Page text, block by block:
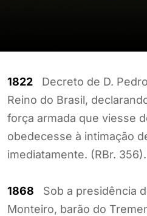
1822 Decreto de D.
Reino do Brasil,
força armada que viesse
obedecesse à intimação
imediatamente. (RBr. 356).
1868 Sob a presidência
Monteiro, barão do